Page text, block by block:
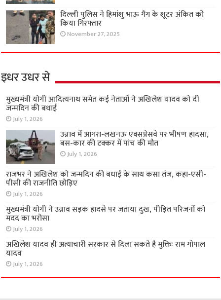
दिल्ली पुलिस ने हिमांशु भाऊ गैंग के शूटर अंकित को
किया गिरफ्तार
November 27, 2025
इधर उधर से
मुख्यमंत्री योगी आदित्यनाथ समेत कई नेताओं ने अखिलेश यादव को दी
जन्मदिन की बधाई
July 1, 2026
उन्नाव में आगरा-लखनऊ एक्सप्रेसवे पर भीषण हादसा,
बस-कार की टक्कर में पांच की मौत
July 1, 2026
राजभर ने अखिलेश को जन्मदिन की बधाई के साथ कसा तंज, कहा-एसी-
पीसी की राजनीति छोड़िए
July 1, 2026
मुख्यमंत्री योगी ने उन्नाव सड़क हादसे पर जताया दुख, पीड़ित परिजनों को
मदद का भरोसा
July 1, 2026
अखिलेश यादव ही अत्याचारी सरकार से दिला सकते हैं मुक्तिः राम गोपाल
यादव
July 1, 2026